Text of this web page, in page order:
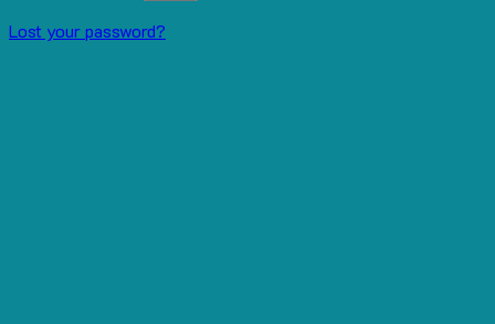
Lost your password?